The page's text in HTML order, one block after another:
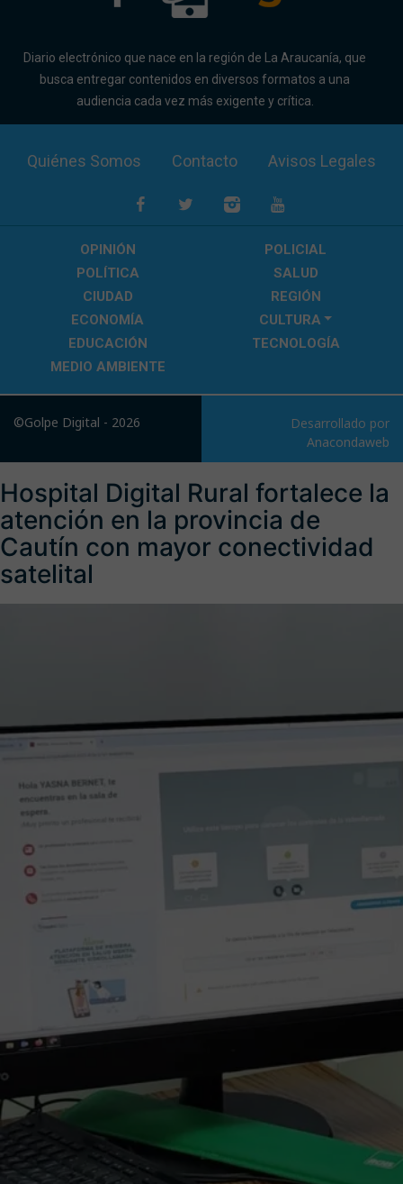
Diario electrónico que nace en la región de La Araucanía, que
busca entregar contenidos en diversos formatos a una
audiencia cada vez más exigente y crítica.
Quiénes Somos Contacto Avisos Legales
OPINIÓN
POLICIAL
POLÍTICA
SALUD
CIUDAD
REGIÓN
ECONOMÍA
CULTURA
EDUCACIÓN
TECNOLOGÍA
MEDIO AMBIENTE
©Golpe Digital - 2026
Desarrollado por
Anacondaweb
Hospital Digital Rural fortalece la
atención en la provincia de
Cautín con mayor conectividad
satelital